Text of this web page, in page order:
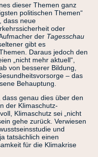
dieser Themen ganz
politischen Themen“
dass neue
oder
der Tagesschau
gibt es
Daraus jedoch den
„nicht mehr aktuell“,
von besserer Bildung,
– das
Behauptung.
genau dies über den
der Klimaschutz-
Klimaschutz sei „nicht
gehe zurück. Verwiesen
und
tatsächlich einen
für die Klimakrise